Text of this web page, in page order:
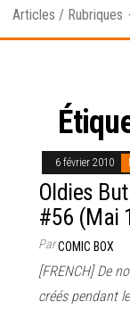
Articles / Rubriques
6 février 2010
Oldies
#56 (Mai
ParCOMIC BOX
[FRENCH] De
créés pendant